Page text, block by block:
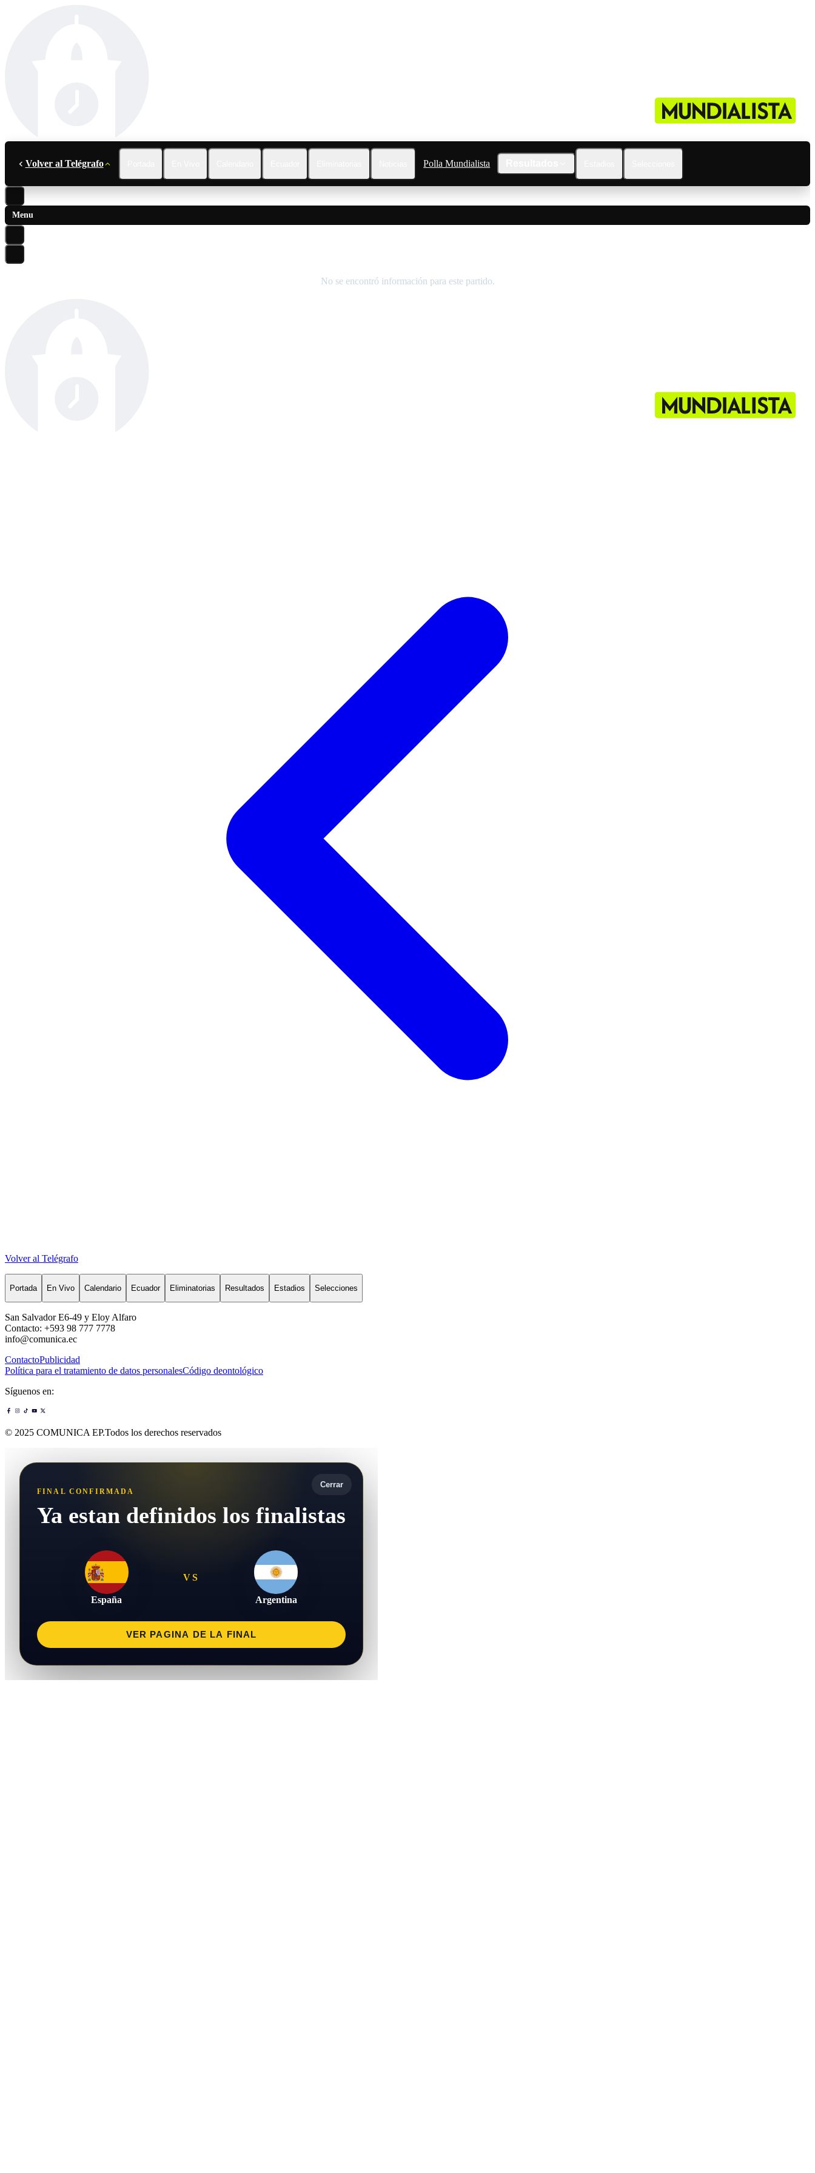
Volver al Telégrafo Polla Mundialista
Menu
No se encontró información para este partido.
Volver al Telégrafo
Portada En Vivo Calendario Ecuador Eliminatorias Resultados Estadios Selecciones
San Salvador E6-49 y Eloy Alfaro
Contacto: +593 98 777 7778
info@comunica.ec
ContactoPublicidad
Política para el tratamiento de datos personalesCódigo deontológico
Síguenos en:
© 2025 COMUNICA EP.Todos los derechos reservados
Cerrar
FINAL CONFIRMADA
Ya estan definidos los finalistas
España
VS
Argentina
VER PAGINA DE LA FINAL